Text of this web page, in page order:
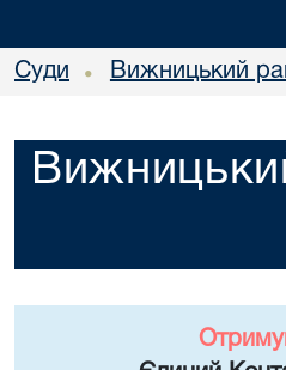
Суди • Вижницький